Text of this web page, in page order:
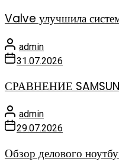
Valve улучшила
admin
31.07.2026
СРАВНЕНИЕ
admin
29.07.2026
Обзор делового